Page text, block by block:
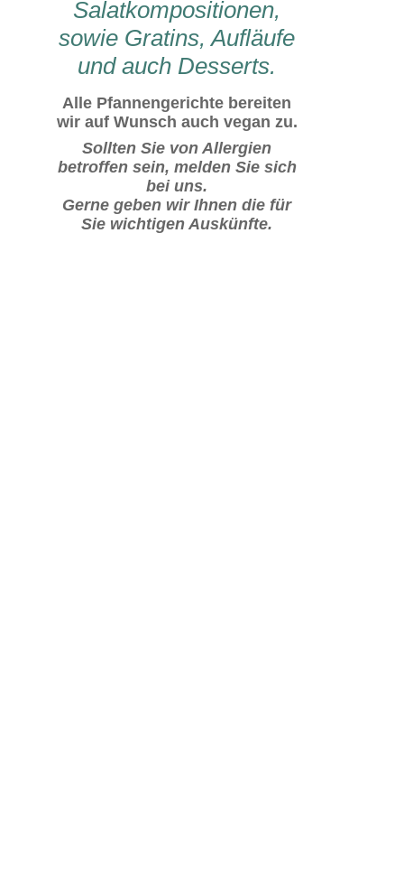
Salatkompositionen,
sowie Gratins, Aufläufe
und auch Desserts.
Alle Pfannengerichte bereiten
wir auf Wunsch auch vegan zu.
Sollten Sie von Allergien
betroffen sein, melden Sie sich
bei uns.
Gerne geben wir Ihnen die für
Sie wichtigen Auskünfte.